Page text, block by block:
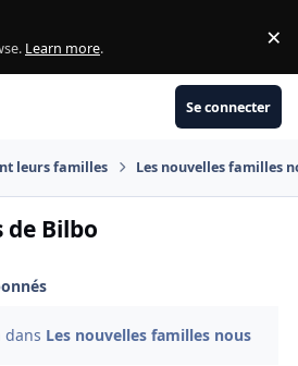
Learn more. ×
Se connecter
leurs familles Les nouvelles familles
de Bilbo
dans Les nouvelles familles nous